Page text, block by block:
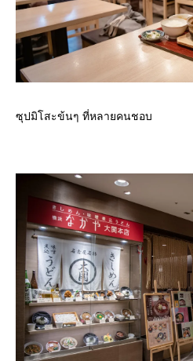
ซุปมิโสะข้นๆ ที่หลายคนชอบ